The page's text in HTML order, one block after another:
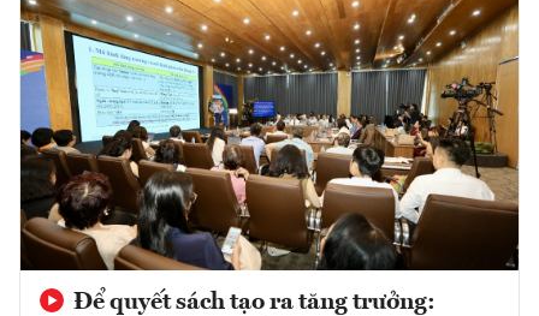
Để quyết sách tạo ra tăng trưởng: